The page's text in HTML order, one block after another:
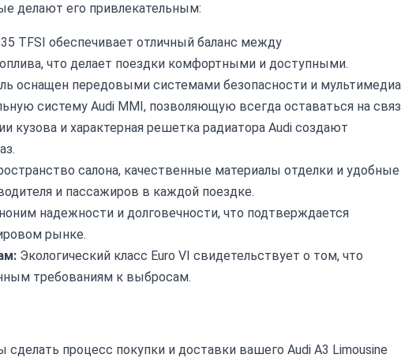
делают его привлекательным:
35 TFSI обеспечивает отличный баланс между
что делает поездки комфортными и доступными.
оснащен передовыми системами безопасности и
систему Audi MMI, позволяющую всегда оставаться на
кузова и характерная решетка радиатора Audi создают
салона, качественные материалы отделки и удобные
и пассажиров в каждой поездке.
надежности и долговечности, что подтверждается
рынке.
Экологический класс Euro VI свидетельствует о том, что
требованиям к выбросам.
процесс покупки и доставки вашего Audi A3 Limousine